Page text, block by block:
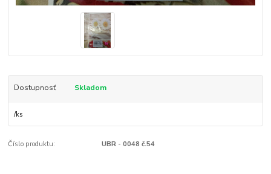
Dostupnosť Skladom
/ks
Číslo produktu: UBR - 0048 č.54